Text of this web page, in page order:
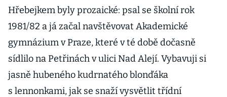
Hřebejkem byly prozaické: psal se školní rok
1981/82 a já začal navštěvovat Akademické
gymnázium v Praze, které v té době dočasně
sídlilo na Petřinách v ulici Nad Alejí. Vybavuji si
jasně hubeného kudrnatého blonďáka
s lennonkami, jak se snaží vysvětlit třídní